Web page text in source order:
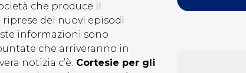
che produce il
dei nuovi episodi
informazioni sono
che arriveranno in
notizia c’è. Cortesie per gli